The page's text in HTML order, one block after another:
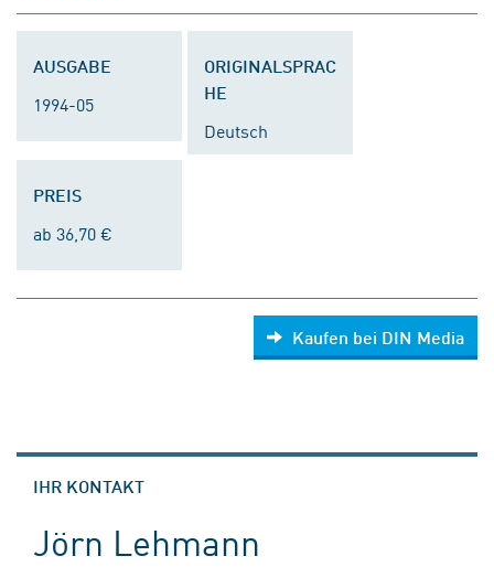
AUSGABE
1994-05
ORIGINALSPRAC
HE
Deutsch
PREIS
ab 36,70 €
Kaufen bei DIN Media
IHR KONTAKT
Jörn Lehmann